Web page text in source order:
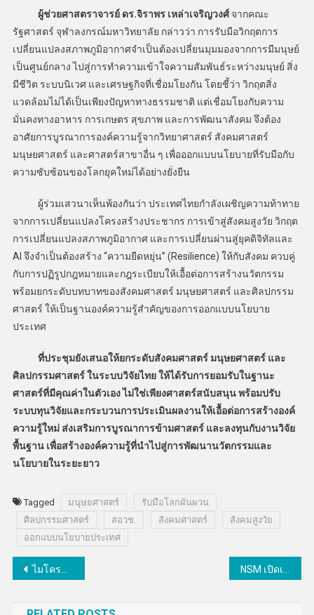
ผู้ช่วยศาสตราจารย์ ดร.จิราพร เหล่าเจริญวงศ์จากคณะ
รัฐศาสตร์ จุฬาลงกรณ์มหาวิทยาลัย กล่าวว่า การรับมือวิกฤตการ
เปลี่ยนแปลงสภาพภูมิอากาศจำเป็นต้องเปลี่ยนมุมมองจากการมีมนุษย์
เป็นศูนย์กลาง ไปสู่การทำความเข้าใจความสัมพันธ์ระหว่างมนุษย์ สิ่ง
มีชีวิต ระบบนิเวศ และเศรษฐกิจที่เชื่อมโยงกัน โดยชี้ว่า วิกฤตสิ่ง
แวดล้อมไม่ได้เป็นเพียงปัญหาทางธรรมชาติ แต่เชื่อมโยงกับความ
มั่นคงทางอาหาร การเกษตร สุขภาพ และการพัฒนาสังคม จึงต้อง
อาศัยการบูรณาการองค์ความรู้จากวิทยาศาสตร์ สังคมศาสตร์
มนุษยศาสตร์ และศาสตร์สาขาอื่น ๆ เพื่อออกแบบนโยบายที่รับมือกับ
ความซับซ้อนของโลกยุคใหม่ได้อย่างยั่งยืน
ผู้ร่วมเสวนาเห็นพ้องกันว่า ประเทศไทยกำลังเผชิญความท้าทาย
จากการเปลี่ยนแปลงโครงสร้างประชากร การเข้าสู่สังคมสูงวัย วิกฤต
การเปลี่ยนแปลงสภาพภูมิอากาศ และการเปลี่ยนผ่านสู่ยุคดิจิทัลและ
AI จึงจำเป็นต้องสร้าง “ความยืดหยุ่น” (Resilience) ให้กับสังคม ควบคู่
กับการปฏิรูปกฎหมายและกฎระเบียบให้เอื้อต่อการสร้างนวัตกรรม
พร้อมยกระดับบทบาทของสังคมศาสตร์ มนุษยศาสตร์ และศิลปกรรม
ศาสตร์ ให้เป็นฐานองค์ความรู้สำคัญของการออกแบบนโยบาย
ประเทศ
ที่ประชุมยังเสนอให้ยกระดับสังคมศาสตร์ มนุษยศาสตร์ และ
ศิลปกรรมศาสตร์ ในระบบวิจัยไทย ให้ได้รับการยอมรับในฐานะ
ศาสตร์ที่มีคุณค่าในตัวเอง ไม่ใช่เพียงศาสตร์สนับสนุน พร้อมปรับ
ระบบทุนวิจัยและกระบวนการประเมินผลงานให้เอื้อต่อการสร้างองค์
ความรู้ใหม่ ส่งเสริมการบูรณาการข้ามศาสตร์ และลงทุนกับงานวิจัย
พื้นฐาน เพื่อสร้างองค์ความรู้ที่นำไปสู่การพัฒนานวัตกรรมและ
นโยบายในระยะยาว
Tagged มนุษยศาสตร์
รับมือโลกผันผวน
ศิลปกรรมศาสตร์
สอวช. สังคมศาสตร์
สังคมสูงวัย
ออกแบบนโยบายประเทศ
แนะแนว
ไมโครซอฟท์ เปิดตัวกลุ่มธุรกิจใหม่ “Microsoft Frontier Company” หนุนองค์กรธุรกิจทั่วโลกสร้างผลลัพธ์จริงจาก AI